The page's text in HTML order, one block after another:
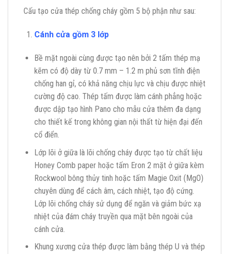
Cấu tạo cửa thép chống cháy gồm 5 bộ phận như sau:
Cánh cửa gồm 3 lớp
Bề mặt ngoài cùng được tạo nên bởi 2 tấm thép mạ
kẽm có độ dày từ 0.7 mm – 1.2 m phủ sơn tĩnh điện
chống han gỉ, có khả năng chịu lực và chịu được nhiệt
cường độ cao. Thép tấm được làm cánh phẳng hoặc
được dập tạo hình Pano cho mẫu cửa thêm đa dạng
cho thiết kế trong không gian nội thất từ hiện đại đến
cổ điển.
Lớp lõi ở giữa là lõi chống cháy được tạo từ chất liệu
Honey Comb paper hoặc tấm Eron 2 mặt ở giữa kèm
Rockwool bông thủy tinh hoặc tấm Magie Oxit (MgO)
chuyên dùng để cách âm, cách nhiệt, tạo độ cứng.
Lớp lõi chống cháy sử dụng để ngăn và giảm bức xạ
nhiệt của đám cháy truyền qua mặt bên ngoài của
cánh cửa.
Khung xương cửa thép được làm bằng thép U và thép